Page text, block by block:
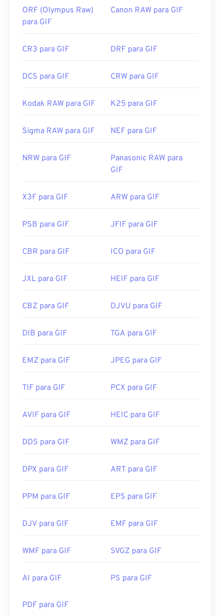
ORF (Olympus Raw)
para GIF
Canon RAW para GIF
CR3 para GIF DRF para GIF
DCS para GIF CRW para GIF
Kodak RAW para GIF K25 para GIF
Sigma RAW para GIF NEF para GIF
NRW para GIF
Panasonic RAW para
GIF
X3F para GIF ARW para GIF
PSB para GIF JFIF para GIF
CBR para GIF ICO para GIF
JXL para GIF HEIF para GIF
CBZ para GIF DJVU para GIF
DIB para GIF TGA para GIF
EMZ para GIF JPEG para GIF
TIF para GIF PCX para GIF
AVIF para GIF HEIC para GIF
DDS para GIF WMZ para GIF
DPX para GIF ART para GIF
PPM para GIF EPS para GIF
DJV para GIF EMF para GIF
WMF para GIF SVGZ para GIF
AI para GIF PS para GIF
PDF para GIF